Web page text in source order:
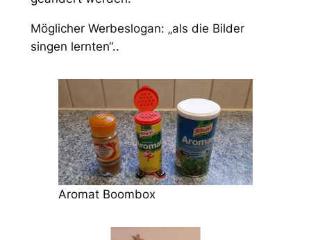
Möglicher Werbeslogan: „als die Bilder
singen lernten“..
Aromat Boombox